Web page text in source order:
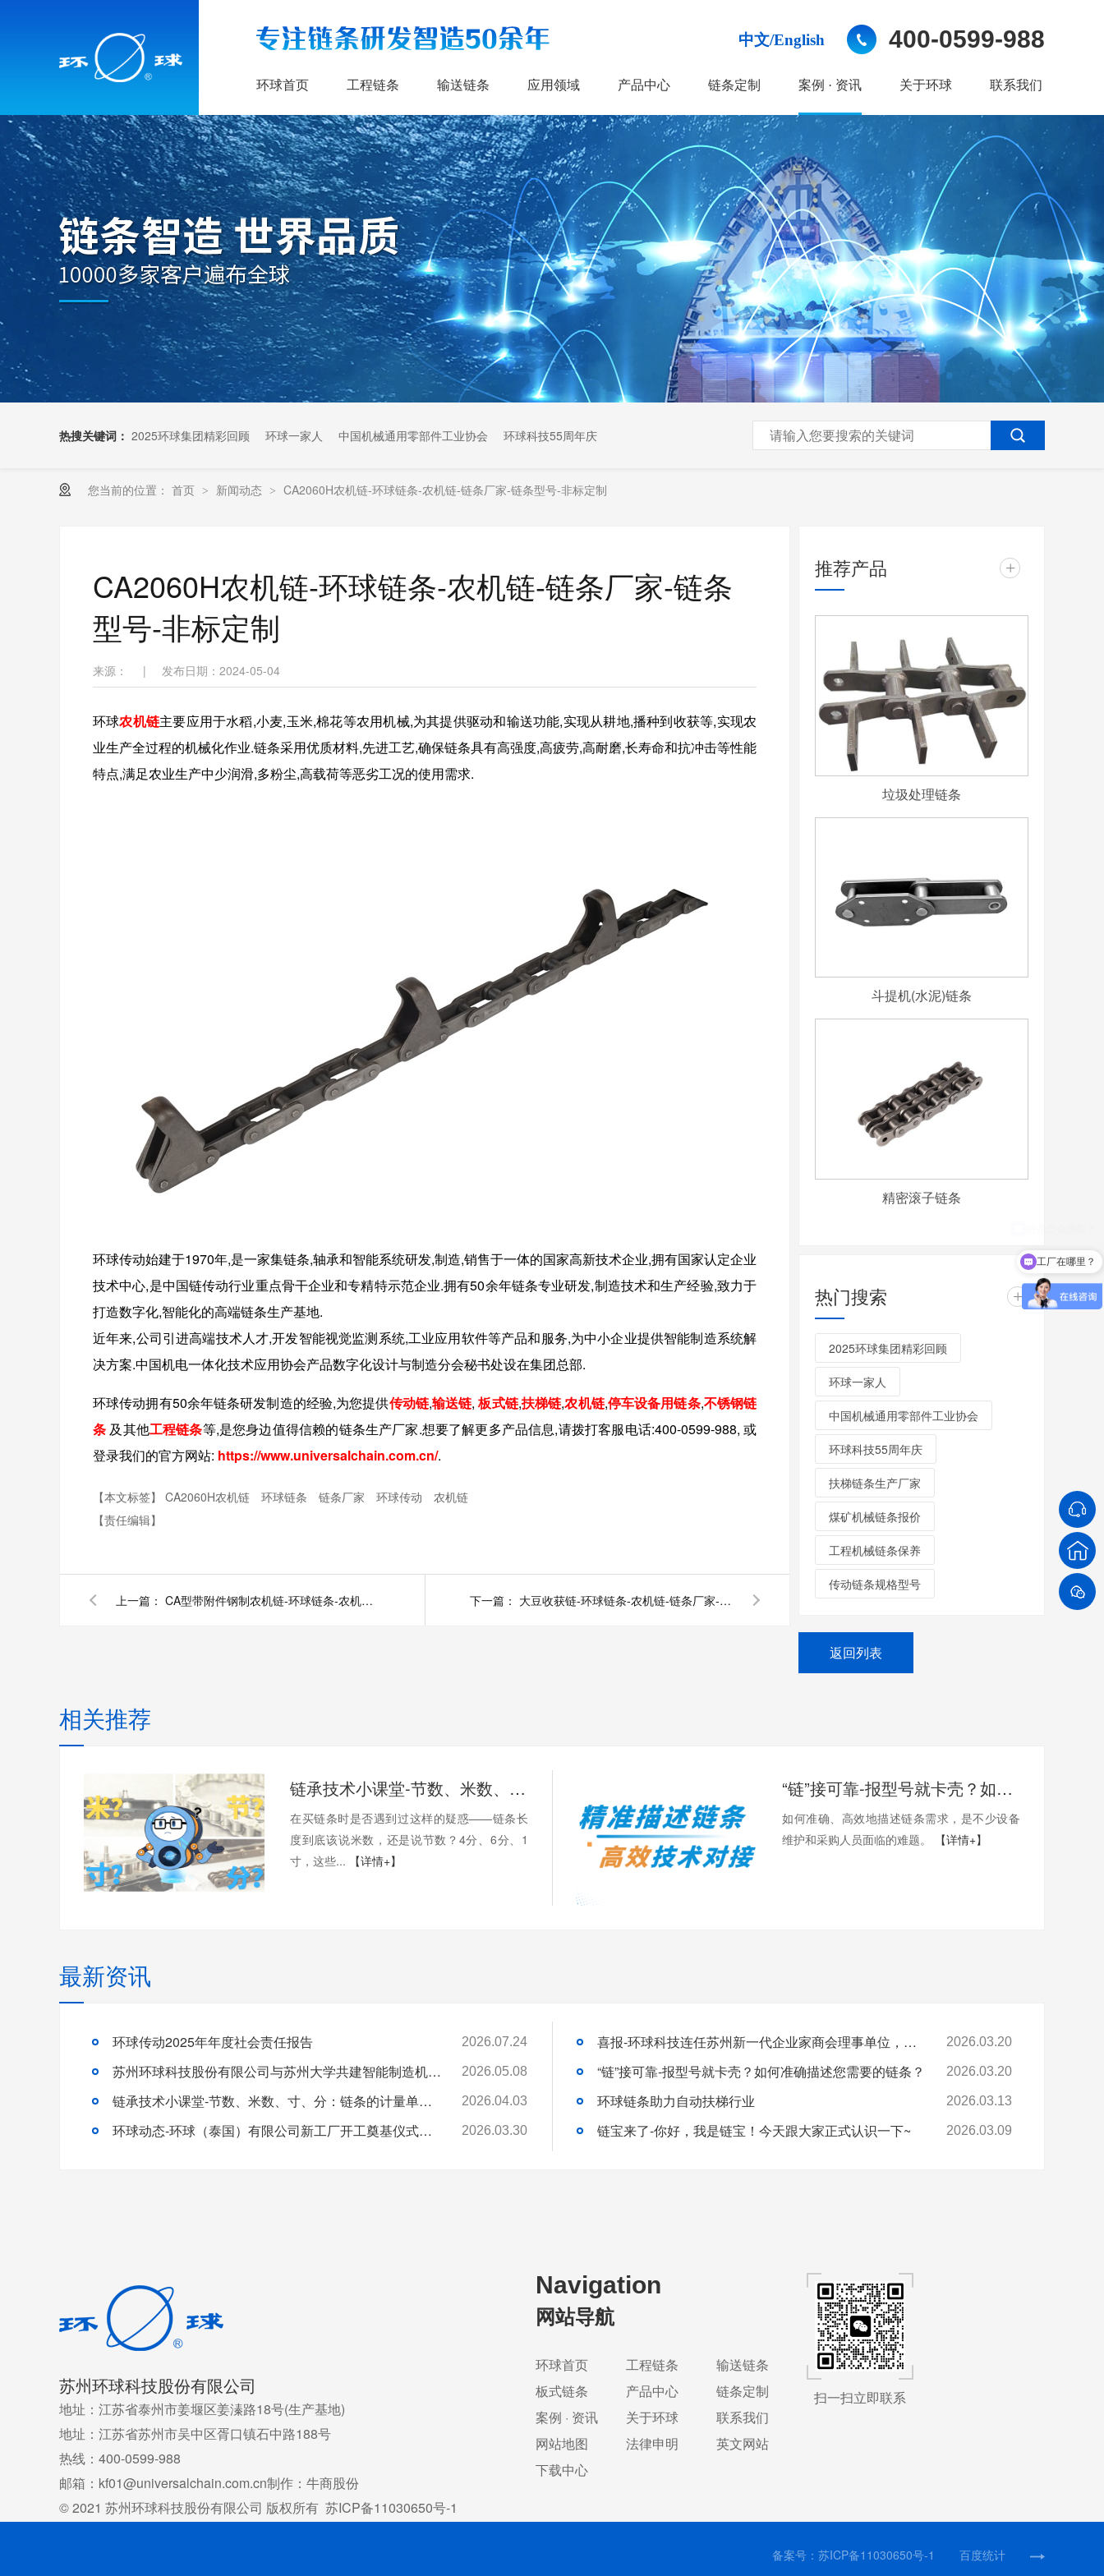
中文/English 400-0599-988
环球首页 工程链条 输送链条 应用领域 产品中心 链条定制 案例 · 资讯 关于环球 联系我们
热搜关键词： 2025环球集团精彩回顾 环球一家人 中国机械通用零部件工业协会 环球科技55周年庆
扶梯链条生产厂家
您当前的位置： 首页 > 新闻动态 > CA2060H农机链-环球链条-农机链-链条厂家-链条型号-非标定制
CA2060H农机链-环球链条-农机链-链条厂家-链条
型号-非标定制
来源： | 发布日期：2024-05-04
环球农机链主要应用于水稻,小麦,玉米,棉花等农用机械,为其提供驱动和输送功能,实现从耕地,播种到收获等,实现农
业生产全过程的机械化作业.链条采用优质材料,先进工艺,确保链条具有高强度,高疲劳,高耐磨,长寿命和抗冲击等性能
特点,满足农业生产中少润滑,多粉尘,高载荷等恶劣工况的使用需求.
环球传动始建于1970年,是一家集链条,轴承和智能系统研发,制造,销售于一体的国家高新技术企业,拥有国家认定企业
技术中心,是中国链传动行业重点骨干企业和专精特示范企业.拥有50余年链条专业研发,制造技术和生产经验,致力于
打造数字化,智能化的高端链条生产基地.
近年来,公司引进高端技术人才,开发智能视觉监测系统,工业应用软件等产品和服务,为中小企业提供智能制造系统解
决方案.中国机电一体化技术应用协会产品数字化设计与制造分会秘书处设在集团总部.
环球传动拥有50余年链条研发制造的经验,为您提供传动链,输送链,板式链,扶梯链,农机链,停车设备用链条,不锈钢链
条 及其他工程链条等,是您身边值得信赖的链条生产厂家.想要了解更多产品信息,请拨打客服电话:400-0599-988, 或
登录我们的官方网站: https://www.universalchain.com.cn/.
【本文标签】 CA2060H农机链 环球链条 链条厂家 环球传动
农机链
【责任编辑】
上一篇： CA型带附件钢制农机链-环球链条-农机链-链条厂家-链条型号-非标定制 下一篇： 大豆收获链-环球链条-农机链-链条厂家-链条型号-非标定制
推荐产品 +
垃圾处理链条
斗提机(水泥)链条
精密滚子链条
热门搜索 +
2025环球集团精彩回顾
环球一家人
中国机械通用零部件工业协会
环球科技55周年庆
扶梯链条生产厂家
煤矿机械链条报价
工程机械链条保养
传动链条规格型号
返回列表
相关推荐
链承技术小课堂-节数、米数、寸、分：链条的计量单位，你分得清吗？
在买链条时是否遇到过这样的疑惑——链条长
度到底该说米数，还是说节数？4分、6分、1
寸，这些...
【详情+】
“链”接可靠-报型号就卡壳？如何准确描述您需要的链条？
如何准确、高效地描述链条需求，是不少设备
维护和采购人员面临的难题。
【详情+】
最新资讯
环球传动2025年年度社会责任报告 2026.07.24
苏州环球科技股份有限公司与苏州大学共建智能制造机器人研究院 2026.05.08
链承技术小课堂-节数、米数、寸、分：链条的计量单位，你分得清吗？ 2026.04.03
环球动态-环球（泰国）有限公司新工厂开工奠基仪式圆满礼成！全球化战略迈出坚实一步 2026.03.30
喜报-环球科技连任苏州新一代企业家商会理事单位，总经理黄雅丹女士获“锐意进取奖” 2026.03.20
“链”接可靠-报型号就卡壳？如何准确描述您需要的链条？ 2026.03.20
环球链条助力自动扶梯行业 2026.03.13
链宝来了-你好，我是链宝！今天跟大家正式认识一下~ 2026.03.09
苏州环球科技股份有限公司
地址：江苏省泰州市姜堰区姜溱路18号(生产基地)
地址：江苏省苏州市吴中区胥口镇石中路188号
热线：400-0599-988
邮箱：kf01@universalchain.com.cn制作：牛商股份
© 2021 苏州环球科技股份有限公司 版权所有 苏ICP备11030650号-1
Navigation
网站导航
环球首页 工程链条
输送链条
板式链条
产品中心
链条定制
案例 · 资讯
关于环球
联系我们
网站地图
法律申明
英文网站
下载中心
扫一扫立即联系
备案号： 苏ICP备11030650号-1 百度统计
工厂在哪里？